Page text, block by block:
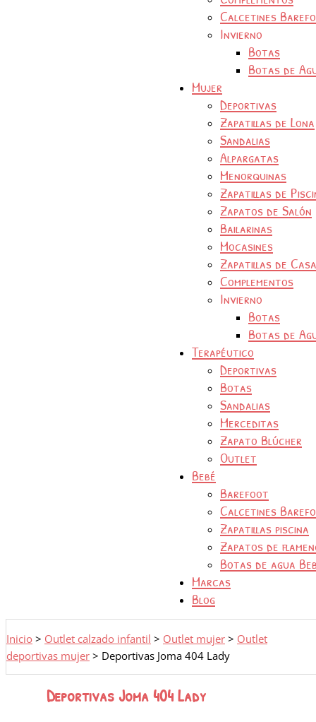
Calcetines
Invierno
Botas
Botas de
Mujer
Deportivas
Zapatillas de Lona
Sandalias
Alpargatas
Menorquinas
Zapatillas de
Zapatos de Salón
Bailarinas
Mocasines
Zapatillas de Casa
Complementos
Invierno
Botas
Botas de
Terapéutico
Deportivas
Botas
Sandalias
Merceditas
Zapato Blúcher
Outlet
Bebé
Barefoot
Calcetines
Zapatillas piscina
Zapatos de
Botas de agua
Marcas
Blog
Inicio > Outlet calzado infantil > Outlet mujer > Outlet
deportivas mujer > Deportivas Joma 404 Lady
Deportivas Joma 404 Lady